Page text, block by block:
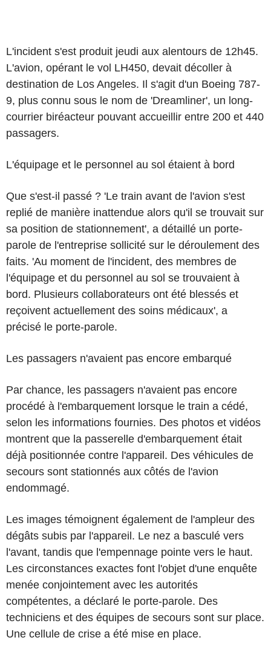
L'incident s'est produit jeudi aux alentours de 12h45.
L'avion, opérant le vol LH450, devait décoller à
destination de Los Angeles. Il s'agit d'un Boeing 787-
9, plus connu sous le nom de 'Dreamliner', un long-
courrier biréacteur pouvant accueillir entre 200 et 440
passagers.
L'équipage et le personnel au sol étaient à bord
Que s'est-il passé ? 'Le train avant de l'avion s'est
replié de manière inattendue alors qu'il se trouvait sur
sa position de stationnement', a détaillé un porte-
parole de l'entreprise sollicité sur le déroulement des
faits. 'Au moment de l'incident, des membres de
l'équipage et du personnel au sol se trouvaient à
bord. Plusieurs collaborateurs ont été blessés et
reçoivent actuellement des soins médicaux', a
précisé le porte-parole.
Les passagers n'avaient pas encore embarqué
Par chance, les passagers n'avaient pas encore
procédé à l'embarquement lorsque le train a cédé,
selon les informations fournies. Des photos et vidéos
montrent que la passerelle d'embarquement était
déjà positionnée contre l'appareil. Des véhicules de
secours sont stationnés aux côtés de l'avion
endommagé.
Les images témoignent également de l'ampleur des
dégâts subis par l'appareil. Le nez a basculé vers
l'avant, tandis que l'empennage pointe vers le haut.
Les circonstances exactes font l'objet d'une enquête
menée conjointement avec les autorités
compétentes, a déclaré le porte-parole. Des
techniciens et des équipes de secours sont sur place.
Une cellule de crise a été mise en place.